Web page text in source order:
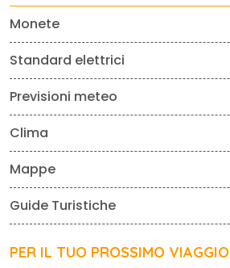
Monete
Standard elettrici
Previsioni meteo
Clima
Mappe
Guide Turistiche
PER IL TUO PROSSIMO VIAGGIO